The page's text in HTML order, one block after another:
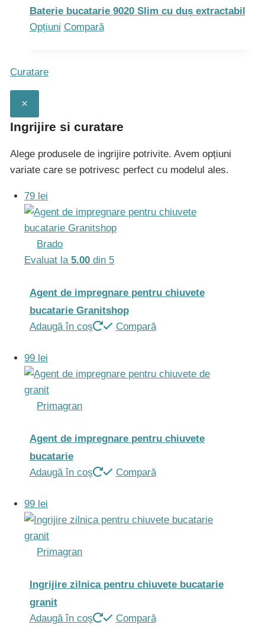
Opțiunile
pot
Baterie bucatarie 9020 Slim cu duș extractabil
Opțiuni Acest
Opțiunile
fi
alese
produsului.
Compară
Curatare
×
Ingrijire si curatare
Alege produsele de ingrijire potrivite. Avem opțiuni
variate care se potrivesc perfect cu modelul ales.
79 lei
Brado
Evaluat la 5.00 din 5
Agent de impregnare pentru chiuvete
bucatarie Granitshop
Adaugă în coș
Compară
99 lei
Primagran
Agent de impregnare pentru chiuvete
bucatarie
Adaugă în coș
Compară
99 lei
Primagran
Ingrijire zilnica pentru chiuvete bucatarie
granit
Adaugă în coș
Compară